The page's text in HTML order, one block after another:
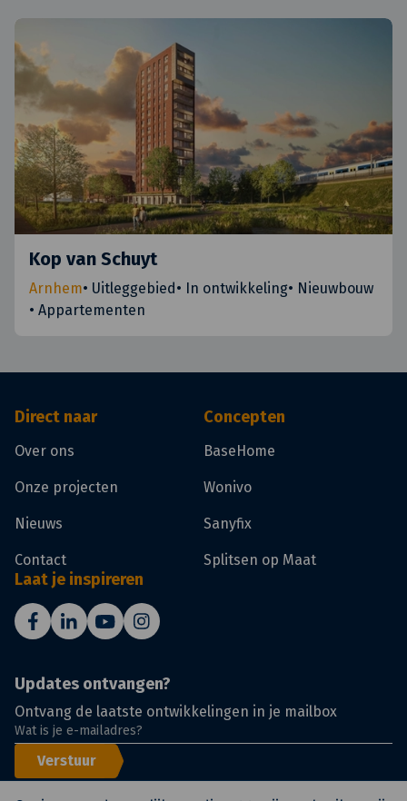
Kop van Schuyt
Arnhem• Uitleggebied• In ontwikkeling• Nieuwbouw
• Appartementen
Direct naar
Over ons
Onze projecten
Nieuws
Contact
Concepten
BaseHome
Wonivo
Sanyfix
Splitsen op Maat
Laat je inspireren
Updates ontvangen?
Ontvang de laatste ontwikkelingen in je mailbox
Verstuur